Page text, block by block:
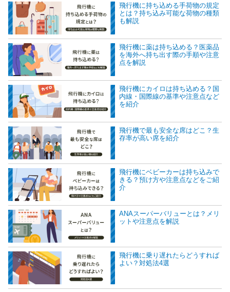
飛行機に持ち込める手荷物の規定
とは？持ち込み可能な荷物の種類
も解説
飛行機に薬は持ち込める？医薬品
を海外へ持ち出す際の手順や注意
点を解説
飛行機にカイロは持ち込める？国
内線・国際線の基準や注意点など
を紹介
飛行機で最も安全な席はどこ？生
存率が高い席を紹介
飛行機にベビーカーは持ち込みで
きる？預け方や注意点などをご紹
介
ANAスーパーバリューとは？メリ
ットや注意点を解説
飛行機に乗り遅れたらどうすれば
よい？対処法4選